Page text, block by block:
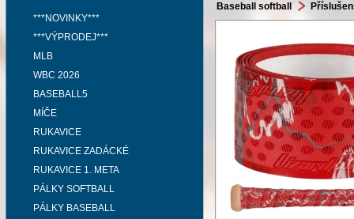
***NOVINKY***
***VÝPRODEJ***
MLB
WBC 2026
BASEBALL5
MÍČE
RUKAVICE
RUKAVICE ZADÁCKÉ
RUKAVICE 1. META
PÁLKY SOFTBALL
PÁLKY BASEBALL
Baseball softball